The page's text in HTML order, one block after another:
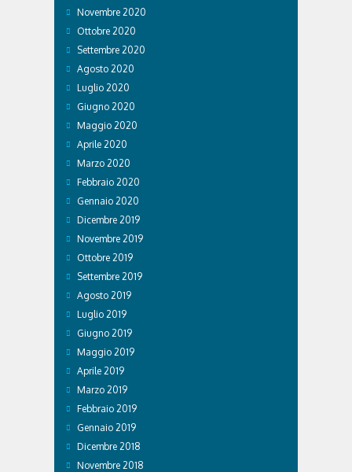
Novembre 2020
Ottobre 2020
Settembre 2020
Agosto 2020
Luglio 2020
Giugno 2020
Maggio 2020
Aprile 2020
Marzo 2020
Febbraio 2020
Gennaio 2020
Dicembre 2019
Novembre 2019
Ottobre 2019
Settembre 2019
Agosto 2019
Luglio 2019
Giugno 2019
Maggio 2019
Aprile 2019
Marzo 2019
Febbraio 2019
Gennaio 2019
Dicembre 2018
Novembre 2018